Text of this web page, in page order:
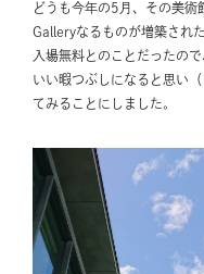
どうも今年の5月、その美術
Galleryなるものが増築され
入場無料とのことだったの
いい暇つぶしになると思い
てみることにしました。